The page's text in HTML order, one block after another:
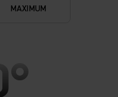
MAXIMUM